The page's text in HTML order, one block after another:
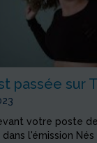
passée sur
votre poste
l'émission